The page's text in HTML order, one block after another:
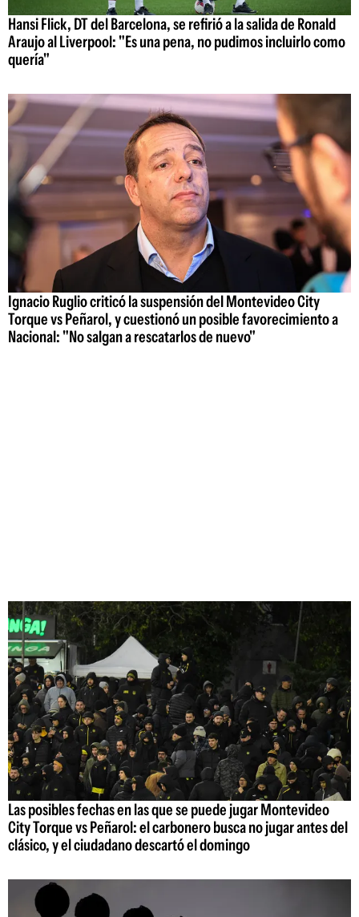
Hansi Flick, DT del Barcelona, se refirió a la salida de Ronald
Araujo al Liverpool: "Es una pena, no pudimos incluirlo como
quería"
Ignacio Ruglio criticó la suspensión del Montevideo City
Torque vs Peñarol, y cuestionó un posible favorecimiento a
Nacional: "No salgan a rescatarlos de nuevo"
Las posibles fechas en las que se puede jugar Montevideo
City Torque vs Peñarol: el carbonero busca no jugar antes del
clásico, y el ciudadano descartó el domingo